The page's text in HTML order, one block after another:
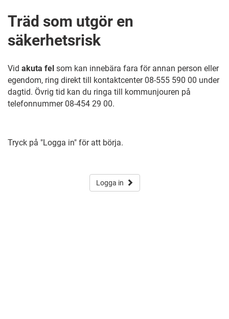
Träd som utgör en
säkerhetsrisk
Vid akuta fel som kan innebära fara för annan person eller
egendom, ring direkt till kontaktcenter 08-555 590 00 under
dagtid. Övrig tid kan du ringa till kommunjouren på
telefonnummer 08-454 29 00.
Tryck på "Logga in" för att börja.
Logga in